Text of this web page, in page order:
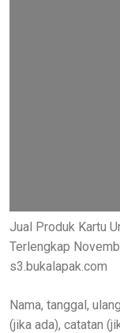
Jual Produk Kartu
Terlengkap
s3.bukalapak.com
Nama, tanggal,
(jika ada), catatan